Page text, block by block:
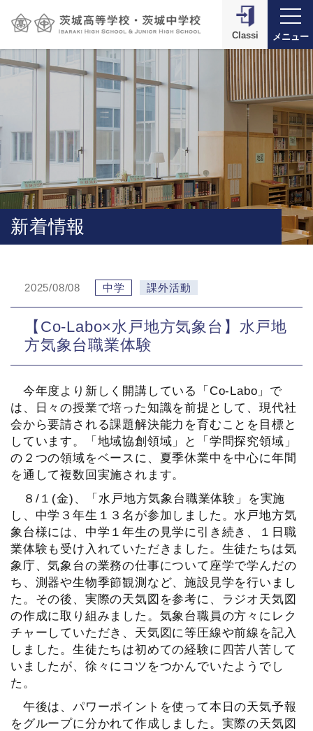
Classi メニュー
新着情報
2025/08/08 中学 課外活動
【Co-Labo×水戸地方気象台】水戸地
方気象台職業体験
今年度より新しく開講している「Co-Labo」で
は、日々の授業で培った知識を前提として、現代社
会から要請される課題解決能力を育むことを目標と
しています。「地域協創領域」と「学問探究領域」
の２つの領域をベースに、夏季休業中を中心に年間
を通して複数回実施されます。
８/１(金)、「水戸地方気象台職業体験」を実施
し、中学３年生１３名が参加しました。水戸地方気
象台様には、中学１年生の見学に引き続き、１日職
業体験も受け入れていただきました。生徒たちは気
象庁、気象台の業務の仕事について座学で学んだの
ち、測器や生物季節観測など、施設見学を行いまし
た。その後、実際の天気図を参考に、ラジオ天気図
の作成に取り組みました。気象台職員の方々にレク
チャーしていただき、天気図に等圧線や前線を記入
しました。生徒たちは初めての経験に四苦八苦して
いましたが、徐々にコツをつかんでいたようでし
た。
午後は、パワーポイントを使って本日の天気予報
をグループに分かれて作成しました。実際の天気図